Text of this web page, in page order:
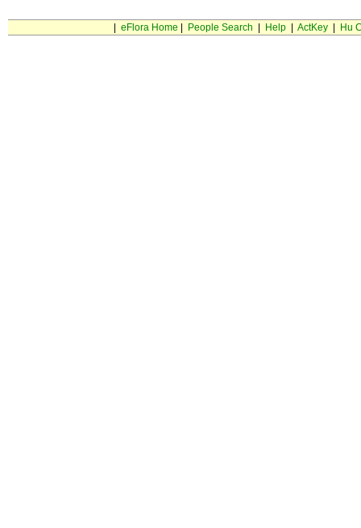
eFlora Home People Search Help ActKey Hu